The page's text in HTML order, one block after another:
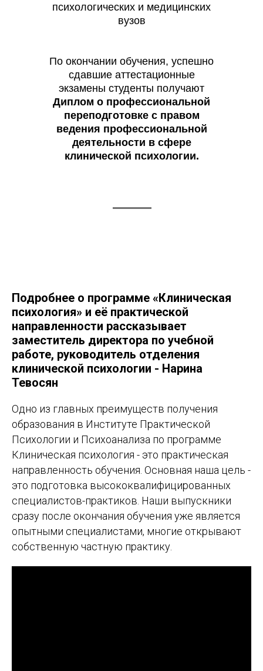
психологических и медицинских
вузов
По окончании обучения, успешно
сдавшие аттестационные
экзамены студенты получают
Диплом о профессиональной
переподготовке с правом
ведения профессиональной
деятельности в сфере
клинической психологии.
Подробнее о программе «Клиническая
психология» и её практической
направленности рассказывает
заместитель директора по учебной
работе, руководитель отделения
клинической психологии - Нарина
Тевосян
Одно из главных преимуществ получения
образования в Институте Практической
Психологии и Психоанализа по программе
Клиническая психология - это практическая
направленность обучения. Основная наша цель -
это подготовка высококвалифицированных
специалистов-практиков. Наши выпускники
сразу после окончания обучения уже является
опытными специалистами, многие открывают
собственную частную практику.